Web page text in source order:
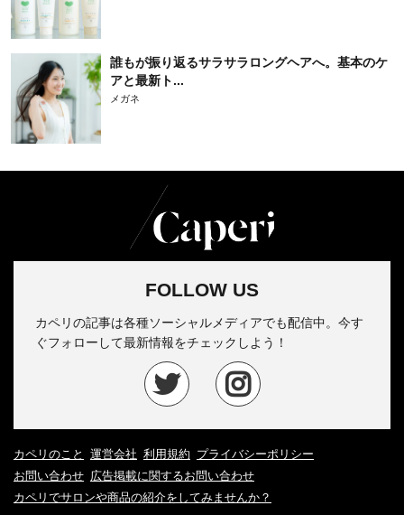
誰もが振り返るサラサラロングヘアへ。基本のケ
アと最新ト...
メガネ
FOLLOW US
カペリの記事は各種ソーシャルメディアでも配信中。今す
ぐフォローして最新情報をチェックしよう！
カペリのこと 運営会社 利用規約 プライバシーポリシー
お問い合わせ 広告掲載に関するお問い合わせ
カペリでサロンや商品の紹介をしてみませんか？